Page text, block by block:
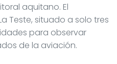
aquitano. El
Teste, situado a solo tres
para observar
de la aviación.